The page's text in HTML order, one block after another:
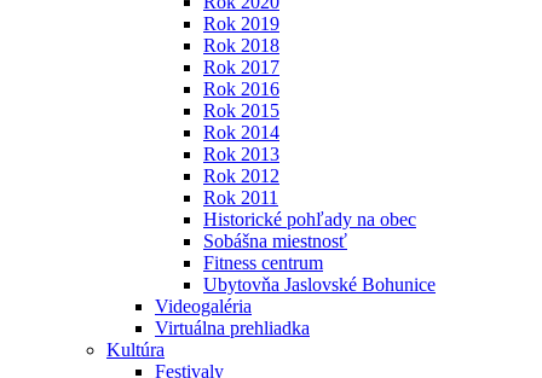
Rok 2019
Rok 2018
Rok 2017
Rok 2016
Rok 2015
Rok 2014
Rok 2013
Rok 2012
Rok 2011
Historické pohľady na obec
Sobášna miestnosť
Fitness centrum
Ubytovňa Jaslovské Bohunice
Videogaléria
Virtuálna prehliadka
Kultúra
Festivaly